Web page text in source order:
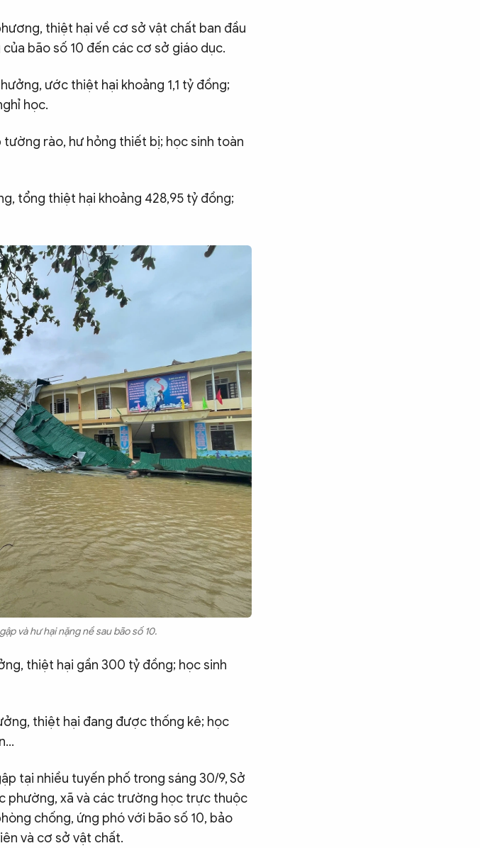
thiệt hại về cơ sở vật chất ban đầu
bão số 10 đến các cơ sở giáo dục.
ước thiệt hại khoảng 1,1 tỷ đồng;
học.
rào, hư hỏng thiết bị; học sinh toàn
tổng thiệt hại khoảng 428,95 tỷ đồng;
và hư hại nặng nề sau bão số 10.
thiệt hại gần 300 tỷ đồng; học sinh
thiệt hại đang được thống kê; học
tại nhiều tuyến phố trong sáng 30/9, Sở
phường, xã và các trường học trực thuộc
chống, ứng phó với bão số 10, bảo
và cơ sở vật chất.